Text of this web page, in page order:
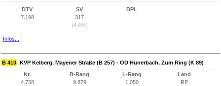
DTV
7.198
SV
317
(4,4%)
BPL
Infos...
B 410 KVP Kelberg, Mayener Straße (B 257) - OD Hünerbach, Zum Ring (K 89)
Nr.
4.758
B-Rang
9.879
L-Rang
1.050
Land
RP